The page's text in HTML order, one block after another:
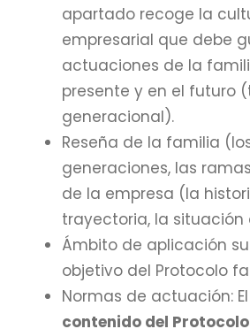
apartado recoge la
empresarial que debe
actuaciones de la
presente y en el futuro
generacional).
Reseña de la familia
generaciones, las
de la empresa (la
trayectoria, la situación
Ámbito de aplicación
objetivo del Protocolo
Normas de actuación:
contenido del